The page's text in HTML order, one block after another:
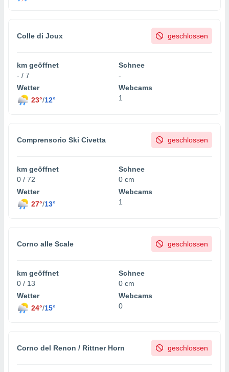
Colle di Joux geschlossen
km geöffnet
- / 7
Schnee
-
Wetter
23°/12°
Webcams
1
Comprensorio Ski Civetta geschlossen
km geöffnet
0 / 72
Schnee
0 cm
Wetter
27°/13°
Webcams
1
Corno alle Scale geschlossen
km geöffnet
0 / 13
Schnee
0 cm
Wetter
24°/15°
Webcams
0
Corno del Renon / Rittner Horn geschlossen